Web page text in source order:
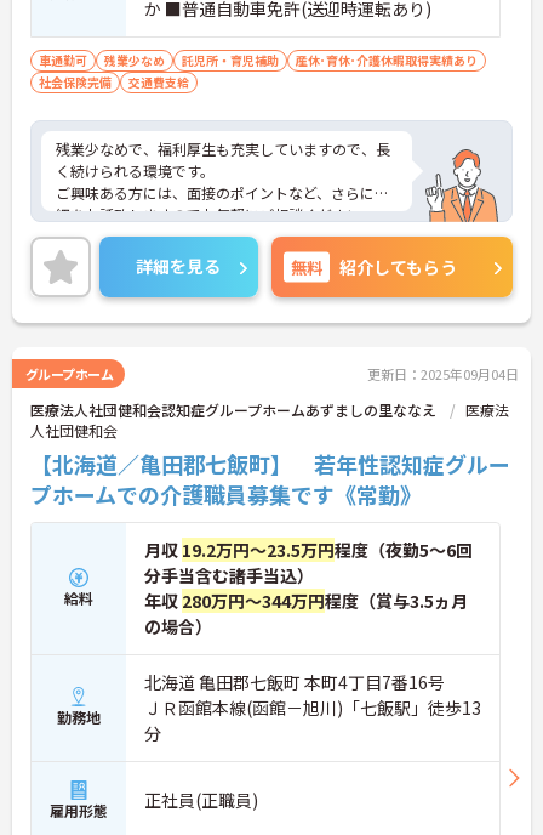
か ■普通自動車免許(送迎時運転あり)
車通勤可 残業少なめ 託児所・育児補助
産休･育休･介護休暇取得実績あり
社会保険完備
交通費支給
残業少なめで、福利厚生も充実していますので、長
く続けられる環境です。
ご興味ある方には、面接のポイントなど、さらに詳
細をお話致しますのでお気軽にご相談ください。
詳細を見る 無料 紹介してもらう
グループホーム 更新日：2025年09月04日
医療法人社団健和会認知症グループホームあずましの里ななえ
医療法
人社団健和会
【北海道／亀田郡七飯町】 若年性認知症グルー
プホームでの介護職員募集です《常勤》
給料
月収 19.2万円～23.5万円程度（夜勤5～6回
分手当含む諸手当込）
年収 280万円～344万円程度（賞与3.5ヵ月
の場合）
勤務地
北海道 亀田郡七飯町 本町4丁目7番16号
ＪＲ函館本線(函館－旭川)「七飯駅」徒歩13
分
雇用形態 正社員(正職員)